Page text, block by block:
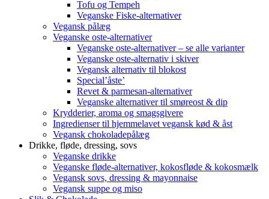
Tofu og Tempeh
Veganske Fiske-alternativer
Vegansk pålæg
Veganske oste-alternativer
Veganske oste-alternativer – se alle varianter
Veganske oste-alternativ i skiver
Vegansk alternativ til blokost
Special’åste’
Revet & parmesan-alternativer
Veganske alternativer til smøreost & dip
Krydderier, aroma og smagsgivere
Ingredienser til hjemmelavet vegansk kød & åst
Vegansk chokoladepålæg
Drikke, fløde, dressing, sovs
Veganske drikke
Veganske fløde-alternativer, kokosfløde & kokosmælk
Vegansk sovs, dressing & mayonnaise
Vegansk suppe og miso